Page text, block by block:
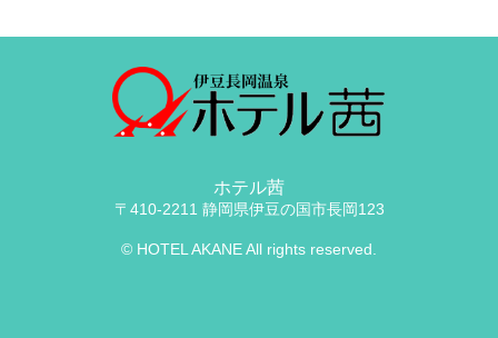
ホテル茜
〒410-2211 静岡県伊豆の国市長岡123
© HOTEL AKANE All rights reserved.